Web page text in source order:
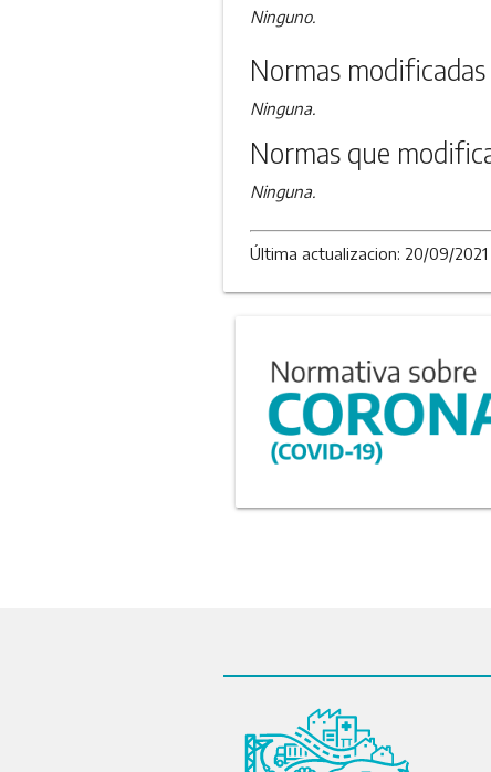
Ninguno.
Normas
Ninguna.
Normas que
Ninguna.
Última actualizacion: 20/09/2021